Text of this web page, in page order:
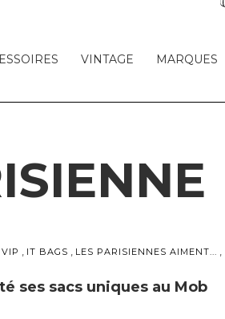
VINTAGE MARQUES
IT BAGS LES PARISIENNES AIMENT...
ses sacs uniques au Mob